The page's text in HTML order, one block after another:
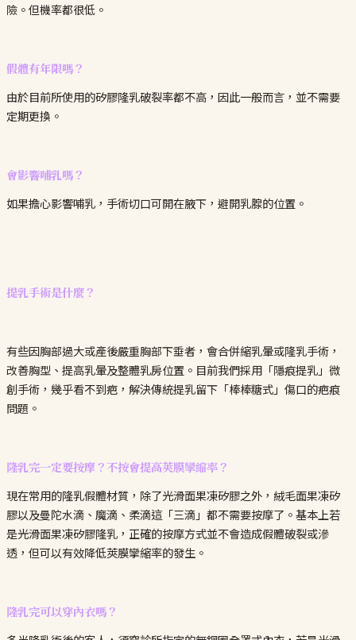
險。但機率都很低。
假體有年限嗎？
由於目前所使用的矽膠隆乳破裂率都不高，因此一般而言，並不需要
定期更換。
會影響哺乳嗎？
如果擔心影響哺乳，手術切口可開在腋下，避開乳腺的位置。
提乳手術是什麼？
有些因胸部過大或產後嚴重胸部下垂者，會合併縮乳暈或隆乳手術，
改善胸型、提高乳暈及整體乳房位置。目前我們採用「隱痕提乳」微
創手術，幾乎看不到疤，解決傳統提乳留下「棒棒糖式」傷口的疤痕
問題。
隆乳完一定要按摩？不按會提高莢膜攣縮率？
現在常用的隆乳假體材質，除了光滑面果凍矽膠之外，絨毛面果凍矽
膠以及曼陀水滴、魔滴、柔滴這「三滴」都不需要按摩了。基本上若
是光滑面果凍矽膠隆乳，正確的按摩方式並不會造成假體破裂或滲
透，但可以有效降低莢膜攣縮率的發生。
隆乳完可以穿內衣嗎？